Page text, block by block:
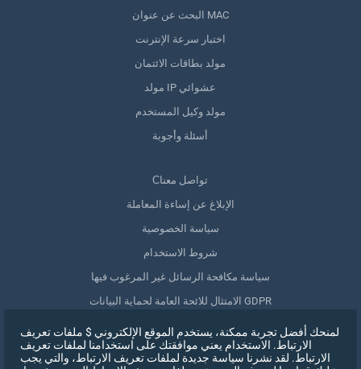
البحث عن عنوان MAC
اختبار سرعة الإنترنت
مولد بطاقات الائتمان
مولد IP عشوائي
مولد وكيل المستخدم
أسئلة وأجوبة
Сتواصل معنا
الإبلاغ عن إساءة المعاملة
سياسة الخصوصية
شروط الاستخدام
سياسة مكافحة الرسائل غير المرغوب فيها
الامتثال للائحة العامة لحماية البيانات GDPR
حذف بياناتي
سحب الموافقة
لمنحك أفضل تجربة ممكنة، يستخدم الموقع الإلكتروني $ ملفات تعريف
الارتباط. الاستخدام يعني موافقتك على استخدامنا لملفات تعريف
الارتباط. لقد نشرنا سياسة جديدة لملفات تعريف الارتباط، والتي يجب